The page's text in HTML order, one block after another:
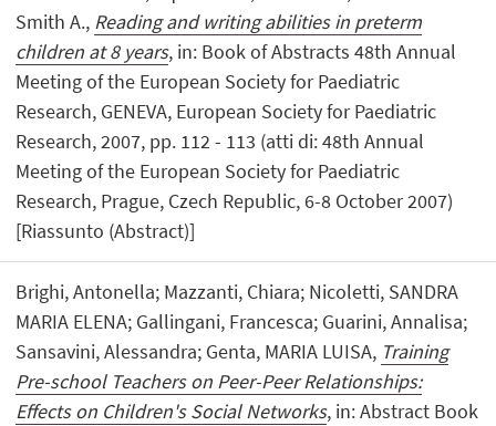
Smith A., Reading and writing abilities in preterm
children at 8 years, in: Book of Abstracts 48th Annual
Meeting of the European Society for Paediatric
Research, GENEVA, European Society for Paediatric
Research, 2007, pp. 112 - 113 (atti di: 48th Annual
Meeting of the European Society for Paediatric
Research, Prague, Czech Republic, 6-8 October 2007)
[Riassunto (Abstract)]
Brighi, Antonella; Mazzanti, Chiara; Nicoletti, SANDRA
MARIA ELENA; Gallingani, Francesca; Guarini, Annalisa;
Sansavini, Alessandra; Genta, MARIA LUISA, Training
Pre-school Teachers on Peer-Peer Relationships:
Effects on Children's Social Networks, in: Abstract Book